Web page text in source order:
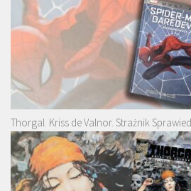
Thorgal. Kriss de Valnor. Strażnik